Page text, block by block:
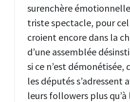
surenchère
triste spectacle, pour
croient encore dans la
d’une assemblée
si ce n’est démonétisée,
les députés s’adressent
leurs followers plus qu’à